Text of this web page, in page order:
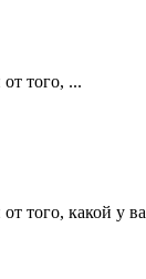
того, ...
того, какой